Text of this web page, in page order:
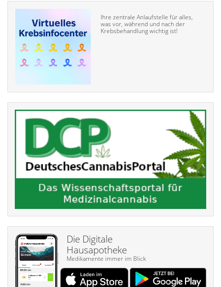
Ihre zentrale Anlaufstelle für alles,
was vor, während und nach der
Krebsbehandlung wichtig ist!
Die Digitale
Hausapotheke
Medikamente immer im Blick